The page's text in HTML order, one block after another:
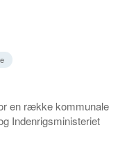
en række kommunale
Indenrigsministeriet